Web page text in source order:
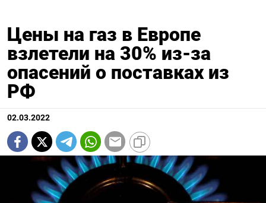
Цены на газ в Европе
взлетели на 30% из-за
опасений о поставках из
РФ
02.03.2022